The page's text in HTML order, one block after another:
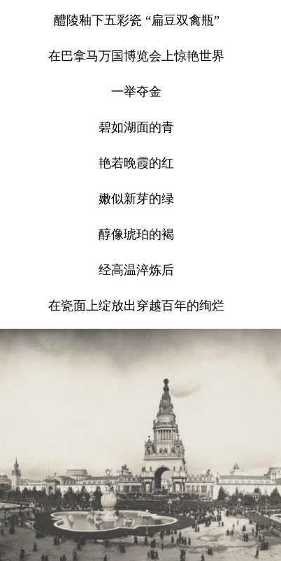
醴陵釉下五彩瓷 “扁豆双禽瓶”
在巴拿马万国博览会上惊艳世界
一举夺金
碧如湖面的青
艳若晚霞的红
嫩似新芽的绿
醇像琥珀的褐
经高温淬炼后
在瓷面上绽放出穿越百年的绚烂